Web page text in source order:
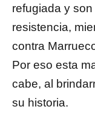
refugiada y
resistencia,
contra
Por eso esta
cabe, al
su historia.